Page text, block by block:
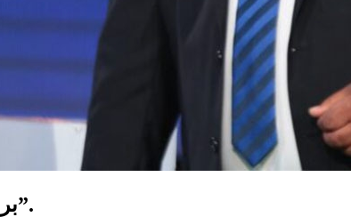
برنامج ملعب النجوم: “إجرام في حق الإعلام الرياضي”.